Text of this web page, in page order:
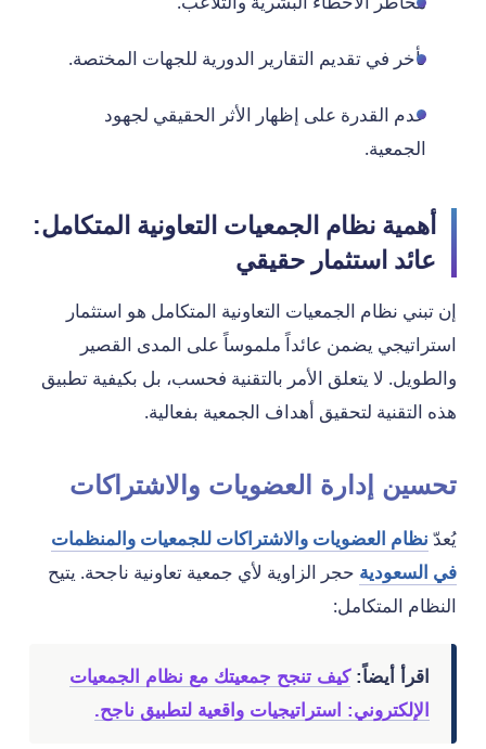
تأخر في تقديم التقارير الدورية للجهات المختصة.
عدم القدرة على إظهار الأثر الحقيقي لجهود
الجمعية.
أهمية نظام الجمعيات التعاونية المتكامل:
عائد استثمار حقيقي
إن تبني نظام الجمعيات التعاونية المتكامل هو استثمار
استراتيجي يضمن عائداً ملموساً على المدى القصير
والطويل. لا يتعلق الأمر بالتقنية فحسب، بل بكيفية تطبيق
هذه التقنية لتحقيق أهداف الجمعية بفعالية.
تحسين إدارة العضويات والاشتراكات
يُعدّ نظام العضويات والاشتراكات للجمعيات والمنظمات
في السعودية حجر الزاوية لأي جمعية تعاونية ناجحة. يتيح
النظام المتكامل:
اقرأ أيضاً:كيف تنجح جمعيتك مع نظام الجمعيات
الإلكتروني: استراتيجيات واقعية لتطبيق ناجح.